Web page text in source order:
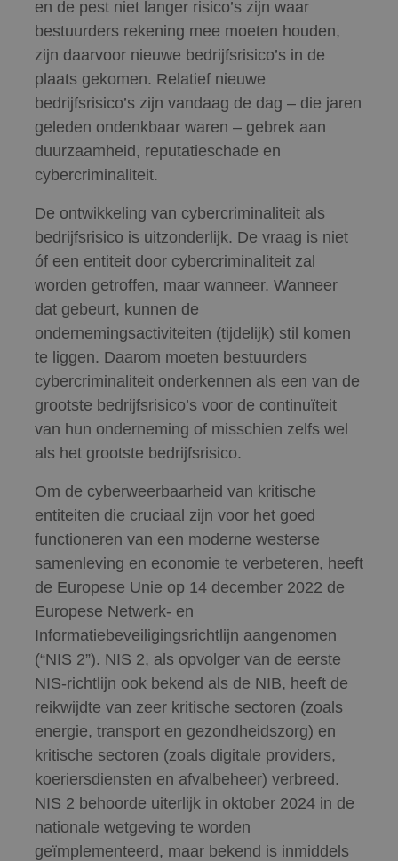
en de pest niet langer risico’s zijn waar
bestuurders rekening mee moeten houden,
zijn daarvoor nieuwe bedrijfsrisico’s in de
plaats gekomen. Relatief nieuwe
bedrijfsrisico’s zijn vandaag de dag – die jaren
geleden ondenkbaar waren – gebrek aan
duurzaamheid, reputatieschade en
cybercriminaliteit.
De ontwikkeling van cybercriminaliteit als
bedrijfsrisico is uitzonderlijk. De vraag is niet
óf een entiteit door cybercriminaliteit zal
worden getroffen, maar wanneer. Wanneer
dat gebeurt, kunnen de
ondernemingsactiviteiten (tijdelijk) stil komen
te liggen. Daarom moeten bestuurders
cybercriminaliteit onderkennen als een van de
grootste bedrijfsrisico’s voor de continuïteit
van hun onderneming of misschien zelfs wel
als het grootste bedrijfsrisico.
Om de cyberweerbaarheid van kritische
entiteiten die cruciaal zijn voor het goed
functioneren van een moderne westerse
samenleving en economie te verbeteren, heeft
de Europese Unie op 14 december 2022 de
Europese Netwerk- en
Informatiebeveiligingsrichtlijn aangenomen
(“NIS 2”). NIS 2, als opvolger van de eerste
NIS-richtlijn ook bekend als de NIB, heeft de
reikwijdte van zeer kritische sectoren (zoals
energie, transport en gezondheidszorg) en
kritische sectoren (zoals digitale providers,
koeriersdiensten en afvalbeheer) verbreed.
NIS 2 behoorde uiterlijk in oktober 2024 in de
nationale wetgeving te worden
geïmplementeerd, maar bekend is inmiddels